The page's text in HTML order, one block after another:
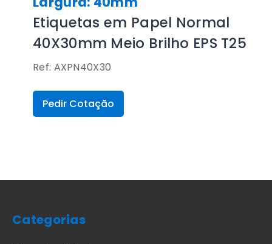
Etiquetas em Papel Normal
40X30mm Meio Brilho EPS T25
Ref: AXPN40X30
Pedir Cotação
Categorias